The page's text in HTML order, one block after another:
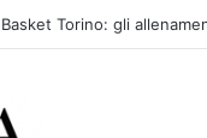
Basket Torino: gli